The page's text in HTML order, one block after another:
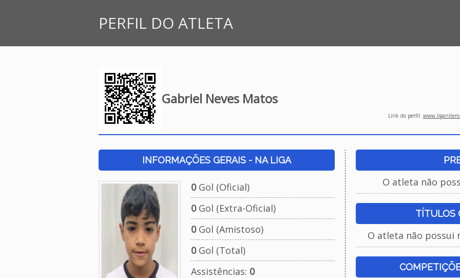
PERFIL DO ATLETA
Gabriel Neves Matos
Link do perfil:
INFORMAÇÕES GERAIS - NA LIGA
0Gol (Oficial)
0Gol (Extra-Oficial)
0Gol (Amistoso)
0Gol (Total)
Assistências: 0
O atleta não
TÍTULOS
O atleta não possui